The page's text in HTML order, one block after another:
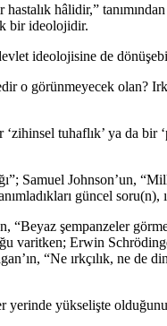
hâlidir,” tanımından
bir ideolojidir.
ideolojisine de
o görünmeyecek
tuhaflık’ ya da
Samuel Johnson’un,
güncel
şempanzeler
varitken; Erwin
“Ne ırkçılık, ne
yerinde yükselişte